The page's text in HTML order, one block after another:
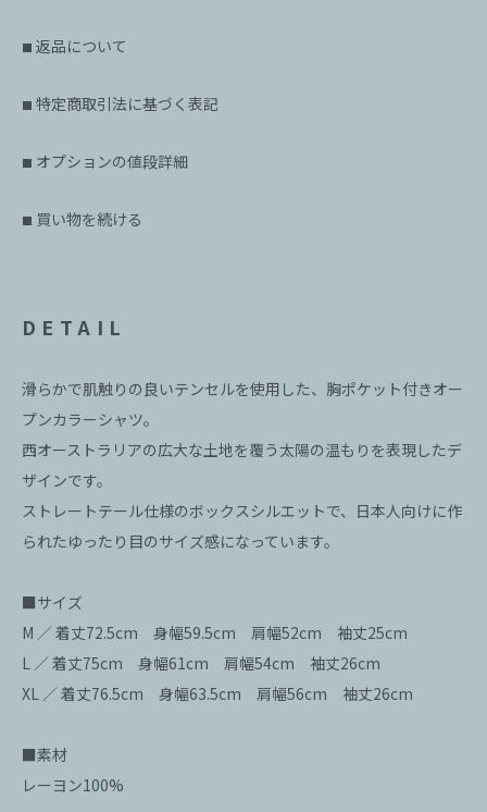
■ 返品について
■ 特定商取引法に基づく表記
■ オプションの値段詳細
■ 買い物を続ける
DETAIL
滑らかで肌触りの良いテンセルを使用した、胸ポケット付きオー
プンカラーシャツ。
西オーストラリアの広大な土地を覆う太陽の温もりを表現したデ
ザインです。
ストレートテール仕様のボックスシルエットで、日本人向けに作
られたゆったり目のサイズ感になっています。
■サイズ
M ／ 着丈72.5cm 身幅59.5cm 肩幅52cm 袖丈25cm
L ／ 着丈75cm 身幅61cm 肩幅54cm 袖丈26cm
XL ／ 着丈76.5cm 身幅63.5cm 肩幅56cm 袖丈26cm
■素材
レーヨン100%